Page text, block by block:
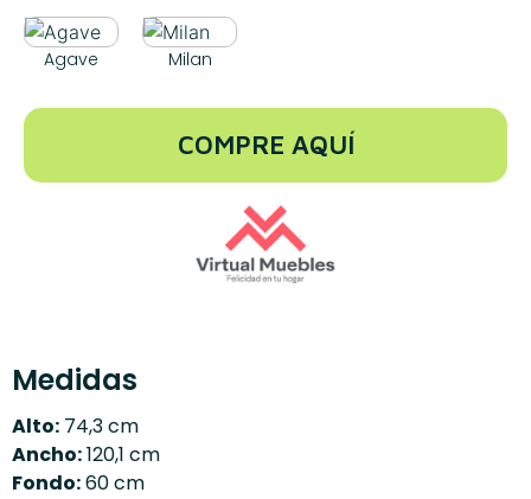
Agave Milan
COMPRE AQUÍ
Medidas
Alto: 74,3 cm
Ancho:120,1 cm
Fondo:60 cm